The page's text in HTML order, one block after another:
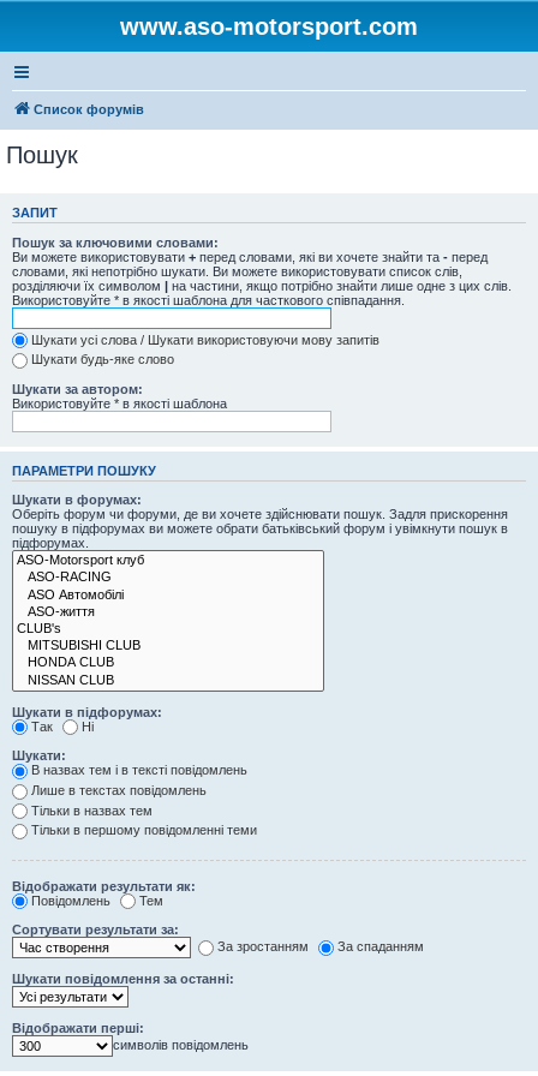
www.aso-motorsport.com
Список форумів
Пошук
ЗАПИТ
Пошук за ключовими словами:
Ви можете використовувати + перед словами, які ви хочете знайти та - перед
словами, які непотрібно шукати. Ви можете використовувати список слів,
розділяючи їх символом | на частини, якщо потрібно знайти лише одне з цих слів.
Використовуйте * в якості шаблона для часткового співпадання.
Шукати усі слова / Шукати використовуючи мову запитів
Шукати будь-яке слово
Шукати за автором:
Використовуйте * в якості шаблона
ПАРАМЕТРИ ПОШУКУ
Шукати в форумах:
Оберіть форум чи форуми, де ви хочете здійснювати пошук. Задля прискорення
пошуку в підфорумах ви можете обрати батьківський форум і увімкнути пошук в
підфорумах.
Шукати в підфорумах:
Так
Ні
Шукати:
В назвах тем і в тексті повідомлень
Лише в текстах повідомлень
Тільки в назвах тем
Тільки в першому повідомленні теми
Відображати результати як:
Повідомлень
Тем
Сортувати результати за:
За зростанням
За спаданням
Шукати повідомлення за останні:
Відображати перші:
символів повідомлень